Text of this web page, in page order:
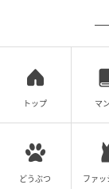
ハラミステー
トップ マ
どうぶつ ファッ